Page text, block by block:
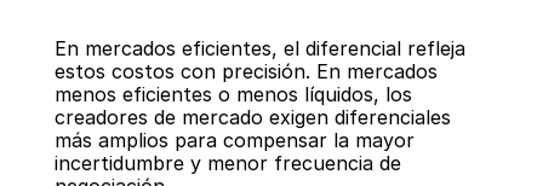
En mercados eficientes, el diferencial refleja
estos costos con precisión. En mercados
menos eficientes o menos líquidos, los
creadores de mercado exigen diferenciales
más amplios para compensar la mayor
incertidumbre y menor frecuencia de